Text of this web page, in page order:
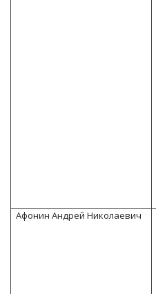
Афонин Андрей Николаевич